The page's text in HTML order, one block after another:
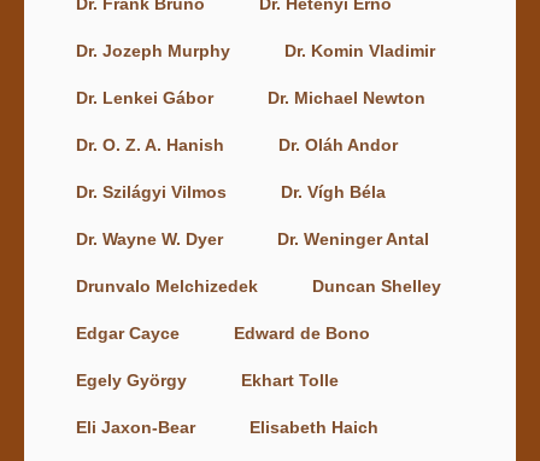
Dr. Jozeph Murphy Dr. Komin Vladimir
Dr. Lenkei Gábor Dr. Michael Newton
Dr. O. Z. A. Hanish Dr. Oláh Andor
Dr. Szilágyi Vilmos Dr. Vígh Béla
Dr. Wayne W. Dyer Dr. Weninger Antal
Drunvalo Melchizedek Duncan Shelley
Edgar Cayce Edward de Bono
Egely György Ekhart Tolle
Eli Jaxon-Bear Elisabeth Haich